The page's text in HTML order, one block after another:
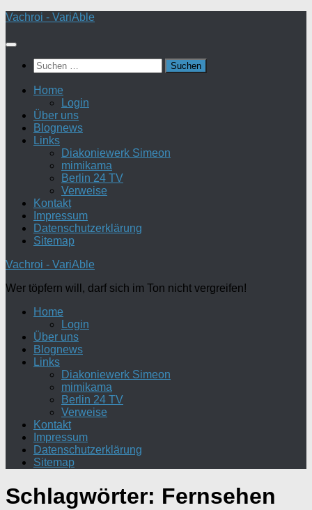
Zum
springen
Vachroi - VariAble
Suchen
nach:
Home
Login
Über uns
Blognews
Links
Diakoniewerk Simeon
mimikama
Berlin 24 TV
Verweise
Kontakt
Impressum
Datenschutzerklärung
Sitemap
Vachroi - VariAble
Wer töpfern will, darf sich im Ton nicht vergreifen!
Home
Login
Über uns
Blognews
Links
Diakoniewerk Simeon
mimikama
Berlin 24 TV
Verweise
Kontakt
Impressum
Datenschutzerklärung
Sitemap
Schlagwörter: Fernsehen